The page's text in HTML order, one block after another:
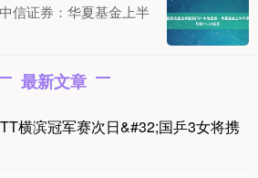
信证券：华夏基金上半
最新文章
横滨冠军赛次日&#32;国乒3女将携